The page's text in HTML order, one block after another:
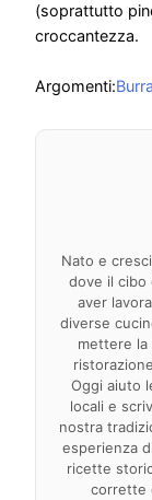
(soprattutto
croccantezza.
Argomenti:
Nato e
dove il cibo
aver
diverse
mettere la
Oggi aiuto
locali e
nostra
esperienza
ricette
corrette